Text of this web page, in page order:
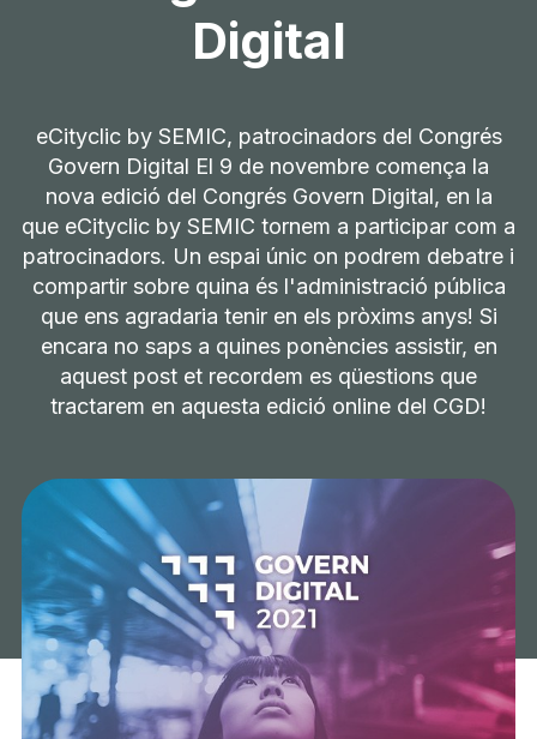
Digital
eCityclic by SEMIC, patrocinadors del Congrés
Govern Digital El 9 de novembre comença la
nova edició del Congrés Govern Digital, en la
que eCityclic by SEMIC tornem a participar com a
patrocinadors. Un espai únic on podrem debatre i
compartir sobre quina és l'administració pública
que ens agradaria tenir en els pròxims anys! Si
encara no saps a quines ponències assistir, en
aquest post et recordem es qüestions que
tractarem en aquesta edició online del CGD!